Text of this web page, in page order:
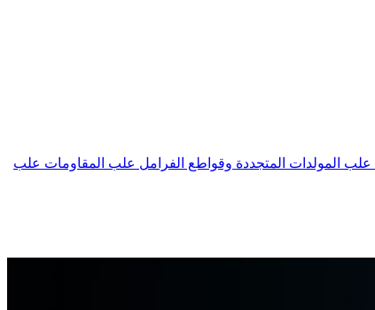
علب المولدات المتجددة وقواطع الفرامل علب المقاومات علب